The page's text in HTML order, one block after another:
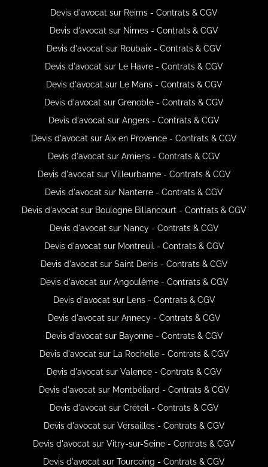
Devis d'avocat sur Reims - Contrats & CGV
Devis d'avocat sur Nimes - Contrats & CGV
Devis d'avocat sur Roubaix - Contrats & CGV
Devis d'avocat sur Le Havre - Contrats & CGV
Devis d'avocat sur Le Mans - Contrats & CGV
Devis d'avocat sur Grenoble - Contrats & CGV
Devis d'avocat sur Angers - Contrats & CGV
Devis d'avocat sur Aix en Provence - Contrats & CGV
Devis d'avocat sur Amiens - Contrats & CGV
Devis d'avocat sur Villeurbanne - Contrats & CGV
Devis d'avocat sur Nanterre - Contrats & CGV
Devis d'avocat sur Boulogne Billancourt - Contrats & CGV
Devis d'avocat sur Nancy - Contrats & CGV
Devis d'avocat sur Montreuil - Contrats & CGV
Devis d'avocat sur Saint Denis - Contrats & CGV
Devis d'avocat sur Angoulême - Contrats & CGV
Devis d'avocat sur Lens - Contrats & CGV
Devis d'avocat sur Annecy - Contrats & CGV
Devis d'avocat sur Bayonne - Contrats & CGV
Devis d'avocat sur La Rochelle - Contrats & CGV
Devis d'avocat sur Valence - Contrats & CGV
Devis d'avocat sur Montbéliard - Contrats & CGV
Devis d'avocat sur Créteil - Contrats & CGV
Devis d'avocat sur Versailles - Contrats & CGV
Devis d'avocat sur Vitry-sur-Seine - Contrats & CGV
Devis d'avocat sur Tourcoing - Contrats & CGV